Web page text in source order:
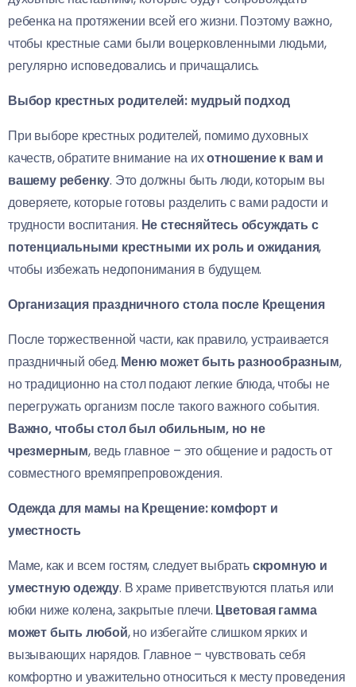
ребенка на протяжении всей его жизни. Поэтому важно,
чтобы крестные сами были воцерковленными людьми,
регулярно исповедовались и причащались.
Выбор крестных родителей: мудрый подход
При выборе крестных родителей, помимо духовных
качеств, обратите внимание на ихотношение к вам и
вашему ребенку. Это должны быть люди, которым вы
доверяете, которые готовы разделить с вами радости и
трудности воспитания. Не стесняйтесь обсуждать с
потенциальными крестными их роль и ожидания,
чтобы избежать недопонимания в будущем.
Организация праздничного стола после Крещения
После торжественной части, как правило, устраивается
праздничный обед. Меню может быть разнообразным,
но традиционно на стол подают легкие блюда, чтобы не
перегружать организм после такого важного события.
Важно, чтобы стол был обильным, но не
чрезмерным, ведь главное – это общение и радость от
совместного времяпрепровождения.
Одежда для мамы на Крещение: комфорт и
уместность
Маме, как и всем гостям, следует выбратьскромную и
уместную одежду. В храме приветствуются платья или
юбки ниже колена, закрытые плечи. Цветовая гамма
может быть любой, но избегайте слишком ярких и
вызывающих нарядов. Главное – чувствовать себя
комфортно и уважительно относиться к месту проведения